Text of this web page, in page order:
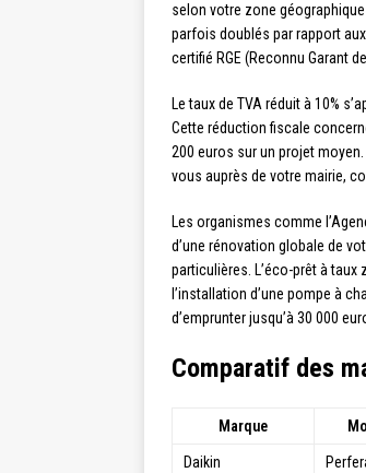
selon votre zone
parfois doublés par rapport
certifié RGE (Reconnu Garant
Le taux de TVA réduit à 10%
Cette réduction fiscale
200 euros sur un projet
vous auprès de votre mairie,
Les organismes comme
d’une rénovation globale de
particulières. L’éco-prêt à
l’installation d’une pompe à
d’emprunter jusqu’à 30 000
Comparatif des
Marque
Daikin